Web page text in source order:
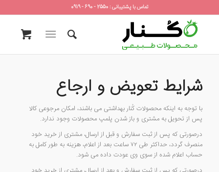
تماس با پشتیبانی : 2550 - 690 - 0919
شرایط تعویض و ارجاع
با توجه به اینکه محصولات کُنار بهداشتی می باشند، امکان مرجوعی کالا
پس از تحویل به مشتری و باز شدن پلمپ محصولات وجود ندارد.
درصورتی که پس از ثبت سفارش و قبل از ارسال، مشتری از خرید خود
منصرف گردد، حداکثر طی ۷۲ ساعت بعد از اعلام، هزینه به طور کامل به
حساب اعلام شده از سوی وی عودت داده می شود.